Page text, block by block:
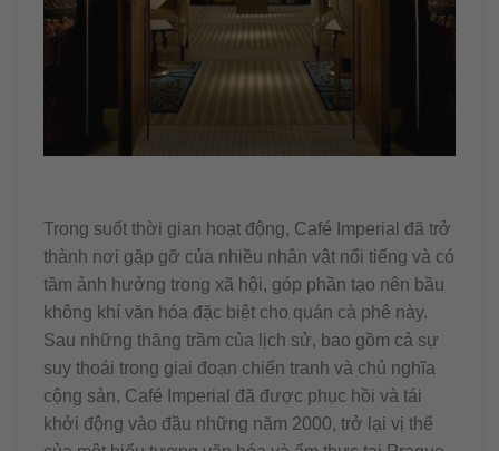
Trong suốt thời gian hoạt động, Café Imperial đã trở
thành nơi gặp gỡ của nhiều nhân vật nổi tiếng và có
tầm ảnh hưởng trong xã hội, góp phần tạo nên bầu
không khí văn hóa đặc biệt cho quán cà phê này.
Sau những thăng trầm của lịch sử, bao gồm cả sự
suy thoái trong giai đoạn chiến tranh và chủ nghĩa
cộng sản, Café Imperial đã được phục hồi và tái
khởi động vào đầu những năm 2000, trở lại vị thế